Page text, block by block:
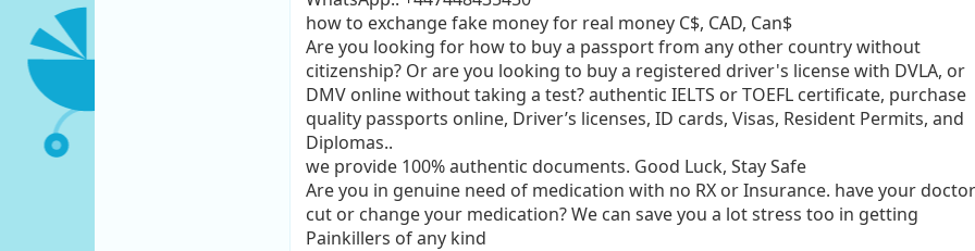
how to exchange fake money for real money C$, CAD, Can$
Are you looking for how to buy a passport from any other country without
citizenship? Or are you looking to buy a registered driver's license with DVLA, or
DMV online without taking a test? authentic IELTS or TOEFL certificate, purchase
quality passports online, Driver’s licenses, ID cards, Visas, Resident Permits, and
Diplomas..
we provide 100% authentic documents. Good Luck, Stay Safe
Are you in genuine need of medication with no RX or Insurance. have your doctor
cut or change your medication? We can save you a lot stress too in getting
Painkillers of any kind